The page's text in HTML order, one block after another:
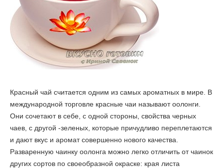
Красный чай считается одним из самых ароматных в мире. В
международной торговле красные чаи называют оолонги.
Они сочетают в себе, с одной стороны, свойства черных
чаев, с другой -зеленых, которые причудливо переплетаются
и дают вкус и аромат совершенно нового качества.
Разваренную чаинку оолонга можно легко отличить от чаинок
других сортов по своеобразной окраске: края листа